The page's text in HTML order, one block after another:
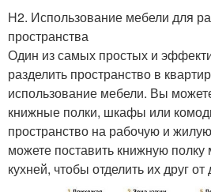
H2. Использование мебели для
пространства
Один из самых простых и
разделить пространство в
использование мебели. Вы
книжные полки, шкафы или
пространство на рабочую и
можете поставить книжную
кухней, чтобы отделить их друг от